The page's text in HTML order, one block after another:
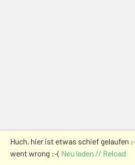
Huch, hier ist etwas schief gelaufen
went wrong :-( Neu laden // Reload